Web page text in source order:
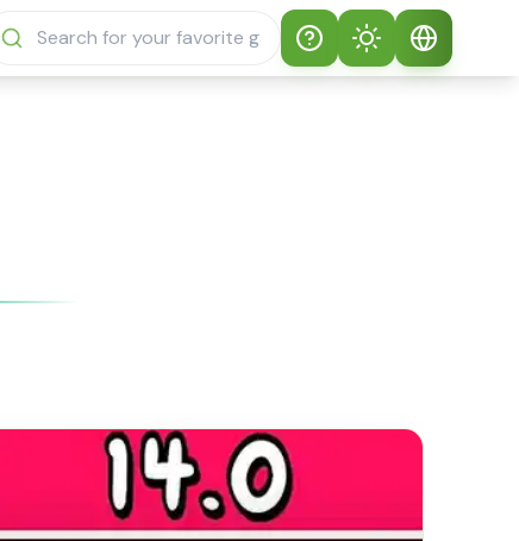
Help
Sprunki Sprunky 功
能
Theme
Русский